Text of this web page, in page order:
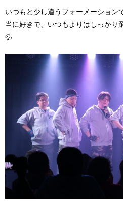
いつもと少し違うフォーメーション
当に好きで、いつもよりはしっかり
💦